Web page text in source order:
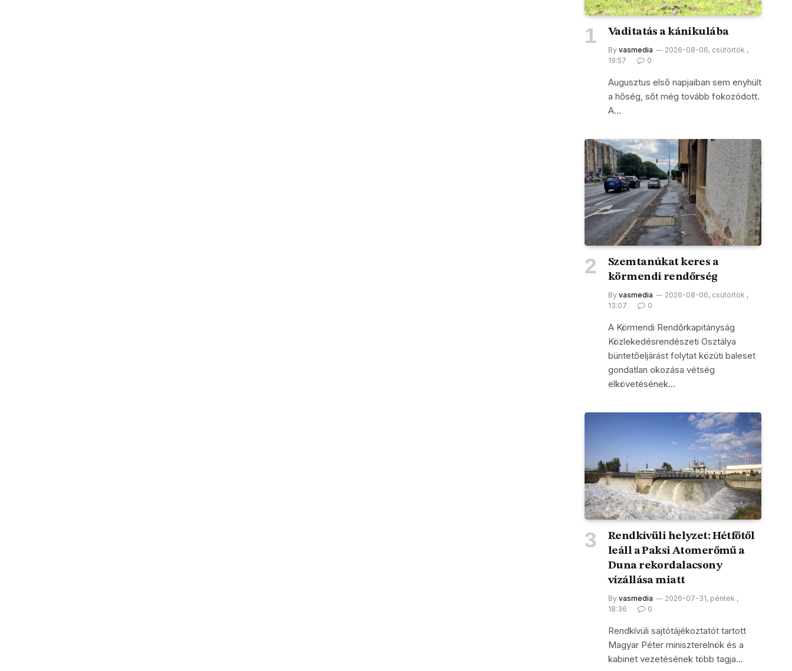
Vaditatás a kánikulába
By vasmedia
2026-08-06, csütörtök ,
19:57
0
Augusztus első napjaiban sem enyhült
a hőség, sőt még tovább fokozódott.
A…
Szemtanúkat keres a
körmendi rendőrség
By vasmedia
2026-08-06, csütörtök ,
13:07
0
A Körmendi Rendőrkapitányság
Közlekedésrendészeti Osztálya
büntetőeljárást folytat közúti baleset
gondatlan okozása vétség
elkövetésének…
Rendkívüli helyzet: Hétfőtől
leáll a Paksi Atomerőmű a
Duna rekordalacsony
vízállása miatt
By vasmedia
2026-07-31, péntek ,
18:36
0
Rendkívüli sajtótájékoztatót tartott
Magyar Péter miniszterelnök és a
kabinet vezetésének több tagja…